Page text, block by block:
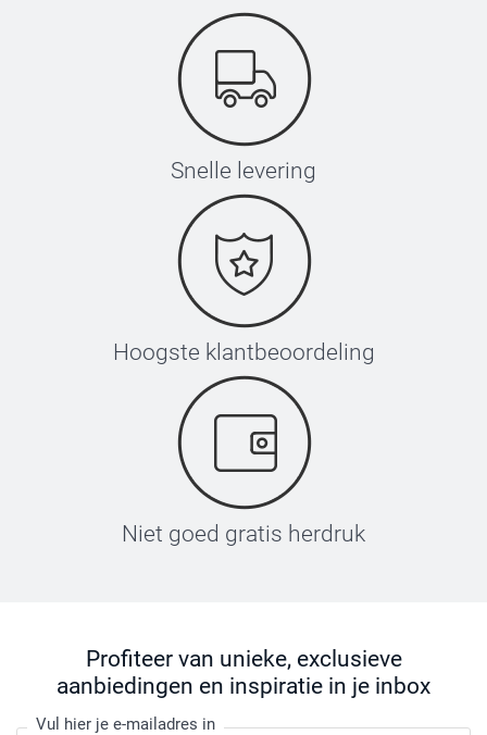
Snelle levering
Hoogste klantbeoordeling
Niet goed gratis herdruk
Profiteer van unieke, exclusieve
aanbiedingen en inspiratie in je inbox
Vul hier je e-mailadres in